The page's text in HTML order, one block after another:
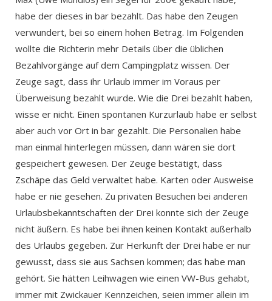
habe der dieses in bar bezahlt. Das habe den Zeugen
verwundert, bei so einem hohen Betrag. Im Folgenden
wollte die Richterin mehr Details über die üblichen
Bezahlvorgänge auf dem Campingplatz wissen. Der
Zeuge sagt, dass ihr Urlaub immer im Voraus per
Überweisung bezahlt wurde. Wie die Drei bezahlt haben,
wisse er nicht. Einen spontanen Kurzurlaub habe er selbst
aber auch vor Ort in bar gezahlt. Die Personalien habe
man einmal hinterlegen müssen, dann wären sie dort
gespeichert gewesen. Der Zeuge bestätigt, dass
Zschäpe das Geld verwaltet habe. Karten oder Ausweise
habe er nie gesehen. Zu privaten Besuchen bei anderen
Urlaubsbekanntschaften der Drei konnte sich der Zeuge
nicht äußern. Es habe bei ihnen keinen Kontakt außerhalb
des Urlaubs gegeben. Zur Herkunft der Drei habe er nur
gewusst, dass sie aus Sachsen kommen; das habe man
gehört. Sie hätten Leihwagen wie einen VW-Bus gehabt,
immer mit Zwickauer Kennzeichen, seien immer allein im